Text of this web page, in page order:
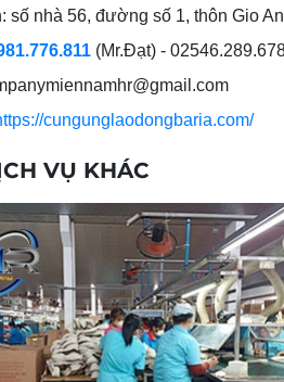
số nhà 56, đường số 1, thôn Gio
(Mr.Đạt) -
cungunglaodongbaria.com/
VỤ KHÁC